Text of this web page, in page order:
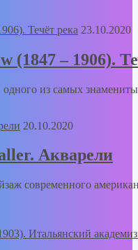
23.10.2020
(1847 – 1906).
из самых
20.10.2020
Акварели
современного